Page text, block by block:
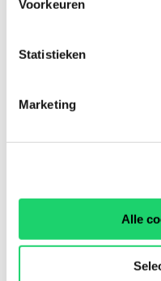
Voorkeuren
Statistieken
Marketing
Alle